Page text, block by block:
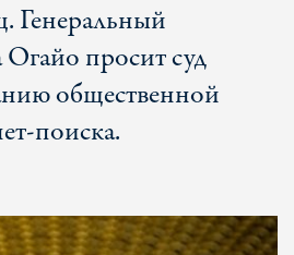
Генеральный
просит суд
общественной
поиска.